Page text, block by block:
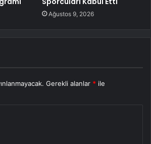
Ağustos 9, 2026
Gerekli alanlar * ile